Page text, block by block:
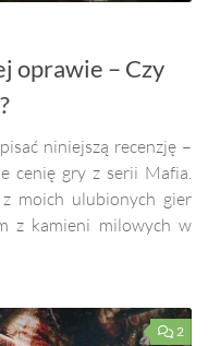
oprawie – Czy
niniejszą recenzję –
cenię gry z serii Mafia.
moich ulubionych gier
z kamieni milowych w
2